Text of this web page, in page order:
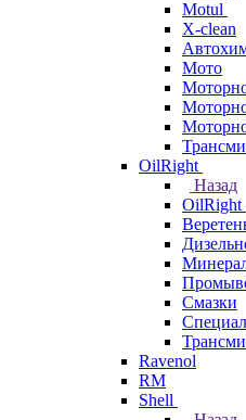
Motul
X-clean
Мото
OilRight
Назад
OilRight
Смазки
Ravenol
RM
Shell